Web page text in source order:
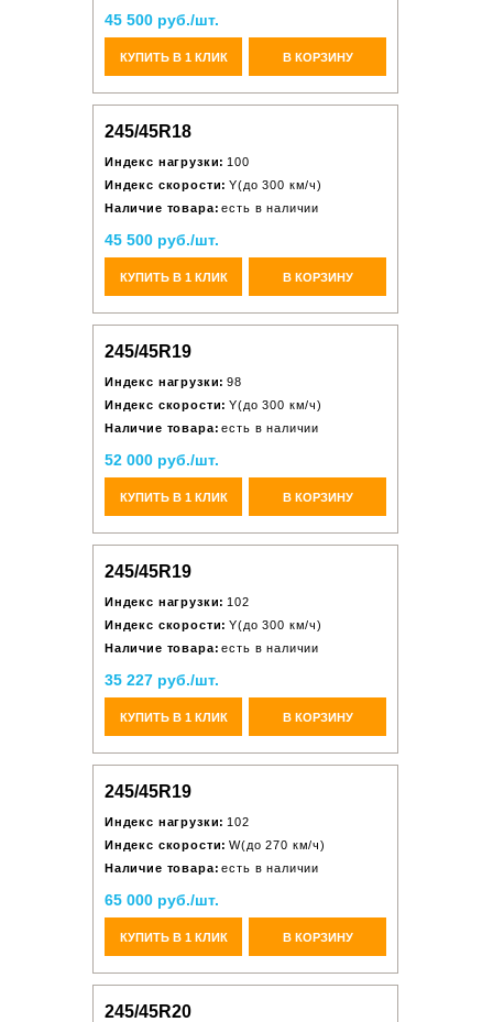
45 500 руб./шт.
КУПИТЬ В 1 КЛИК В КОРЗИНУ
245/45R18
Индекс нагрузки: 100
Индекс скорости: Y(до 300 км/ч)
Наличие товара: есть в наличии
45 500 руб./шт.
КУПИТЬ В 1 КЛИК В КОРЗИНУ
245/45R19
Индекс нагрузки: 98
Индекс скорости: Y(до 300 км/ч)
Наличие товара: есть в наличии
52 000 руб./шт.
КУПИТЬ В 1 КЛИК В КОРЗИНУ
245/45R19
Индекс нагрузки: 102
Индекс скорости: Y(до 300 км/ч)
Наличие товара: есть в наличии
35 227 руб./шт.
КУПИТЬ В 1 КЛИК В КОРЗИНУ
245/45R19
Индекс нагрузки: 102
Индекс скорости: W(до 270 км/ч)
Наличие товара: есть в наличии
65 000 руб./шт.
КУПИТЬ В 1 КЛИК В КОРЗИНУ
245/45R20